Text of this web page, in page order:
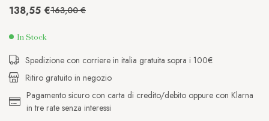
163,00€
138,55 €
In Stock
Spedizione con corriere in italia gratuita sopra i 100€
Ritiro gratuito in negozio
Pagamento sicuro con carta di credito/debito oppure con Klarna
in tre rate senza interessi